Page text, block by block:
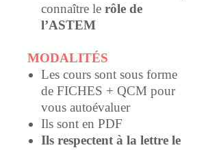
connaître le rôle de
l’ASTEM
MODALITÉS
Les cours sont sous forme
de FICHES + QCM pour
vous autoévaluer
Ils sont en PDF
Ils respectent à la lettre le